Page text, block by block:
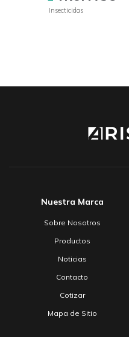
Insecticidas
Nuestra Marca
Sobre Nosotros
Productos
Noticias
Contacto
Cotizar
Mapa de Sitio